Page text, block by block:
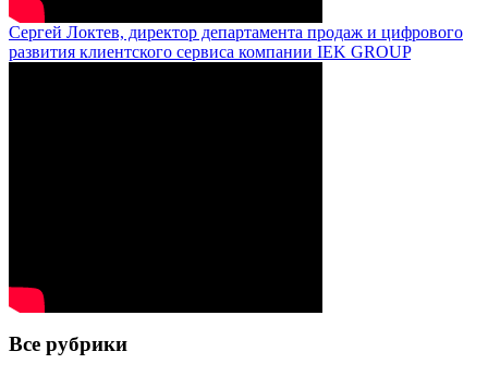
Сергей Локтев, директор департамента продаж и цифрового
развития клиентского сервиса компании IEK GROUP
Все рубрики